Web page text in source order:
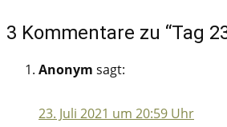
3 Kommentare zu “Tag
Anonym sagt:
23. Juli 2021 um 20:59 Uhr